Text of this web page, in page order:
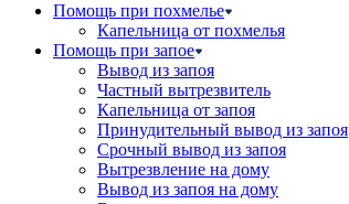
Помощь при похмелье
Капельница от похмелья
Помощь при запое
Вывод из запоя
Частный вытрезвитель
Капельница от запоя
Принудительный вывод из запоя
Срочный вывод из запоя
Вытрезвление на дому
Вывод из запоя на дому